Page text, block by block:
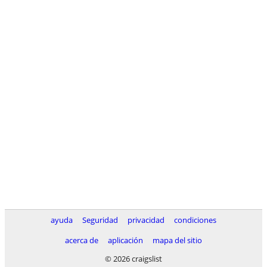
ayuda Seguridad privacidad
condiciones
acerca de
aplicación
mapa del sitio
© 2026 craigslist